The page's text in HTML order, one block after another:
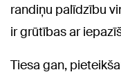
randiņu palīdzību
ir grūtības ar
Tiesa gan,